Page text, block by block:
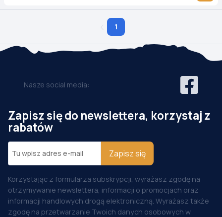
1
Nasze social media:
Zapisz się do newslettera, korzystaj z
rabatów
Zapisz się
Korzystając z formularza subskrypcji, wyrażasz zgodę na
otrzymywanie newslettera, informacji o promocjach oraz
informacji handlowych drogą elektroniczną. Wyrażasz także
zgodę na przetwarzanie Twoich danych osobowych w